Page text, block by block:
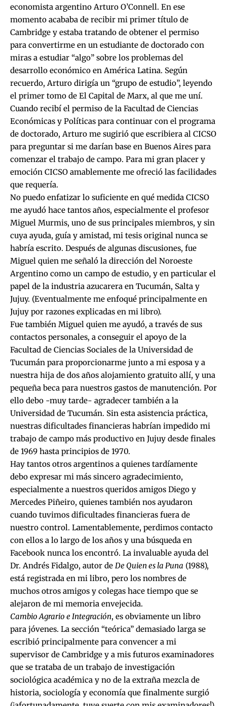
economista argentino Arturo O’Connell. En ese
momento acababa de recibir mi primer título de
Cambridge y estaba tratando de obtener el permiso
para convertirme en un estudiante de doctorado con
miras a estudiar “algo” sobre los problemas del
desarrollo económico en América Latina. Según
recuerdo, Arturo dirigía un “grupo de estudio”, leyendo
el primer tomo de El Capital de Marx, al que me uní.
Cuando recibí el permiso de la Facultad de Ciencias
Económicas y Políticas para continuar con el programa
de doctorado, Arturo me sugirió que escribiera al CICSO
para preguntar si me darían base en Buenos Aires para
comenzar el trabajo de campo. Para mi gran placer y
emoción CICSO amablemente me ofreció las facilidades
que requería.
No puedo enfatizar lo suficiente en qué medida CICSO
me ayudó hace tantos años, especialmente el profesor
Miguel Murmis, uno de sus principales miembros, y sin
cuya ayuda, guía y amistad, mi tesis original nunca se
habría escrito. Después de algunas discusiones, fue
Miguel quien me señaló la dirección del Noroeste
Argentino como un campo de estudio, y en particular el
papel de la industria azucarera en Tucumán, Salta y
Jujuy. (Eventualmente me enfoqué principalmente en
Jujuy por razones explicadas en mi libro).
Fue también Miguel quien me ayudó, a través de sus
contactos personales, a conseguir el apoyo de la
Facultad de Ciencias Sociales de la Universidad de
Tucumán para proporcionarme junto a mi esposa y a
nuestra hija de dos años alojamiento gratuito allí, y una
pequeña beca para nuestros gastos de manutención. Por
ello debo -muy tarde- agradecer también a la
Universidad de Tucumán. Sin esta asistencia práctica,
nuestras dificultades financieras habrían impedido mi
trabajo de campo más productivo en Jujuy desde finales
de 1969 hasta principios de 1970.
Hay tantos otros argentinos a quienes tardíamente
debo expresar mi más sincero agradecimiento,
especialmente a nuestros queridos amigos Diego y
Mercedes Piñeiro, quienes también nos ayudaron
cuando tuvimos dificultades financieras fuera de
nuestro control. Lamentablemente, perdimos contacto
con ellos a lo largo de los años y una búsqueda en
Facebook nunca los encontró. La invaluable ayuda del
Dr. Andrés Fidalgo, autor de De Quien es la Puna (1988),
está registrada en mi libro, pero los nombres de
muchos otros amigos y colegas hace tiempo que se
alejaron de mi memoria envejecida.
Cambio Agrario e Integración, es obviamente un libro
para jóvenes. La sección “teórica” demasiado larga se
escribió principalmente para convencer a mi
supervisor de Cambridge y a mis futuros examinadores
que se trataba de un trabajo de investigación
sociológica académica y no de la extraña mezcla de
historia, sociología y economía que finalmente surgió